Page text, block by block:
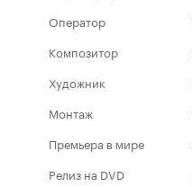
Оператор
Композитор
Художник
Монтаж
Премьера в мире
Релиз на DVD